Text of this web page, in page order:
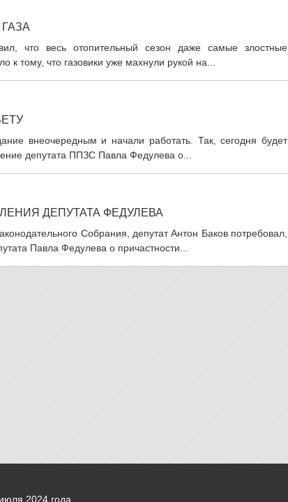
что весь отопительный сезон даже самые злостные
к тому, что газовики уже махнули рукой на...
внеочередным и начали работать. Так, сегодня будет
депутата ППЗС Павла Федулева о...
ДЕПУТАТА ФЕДУЛЕВА
Собрания, депутат Антон Баков потребовал,
Павла Федулева о причастности...
2024 года.